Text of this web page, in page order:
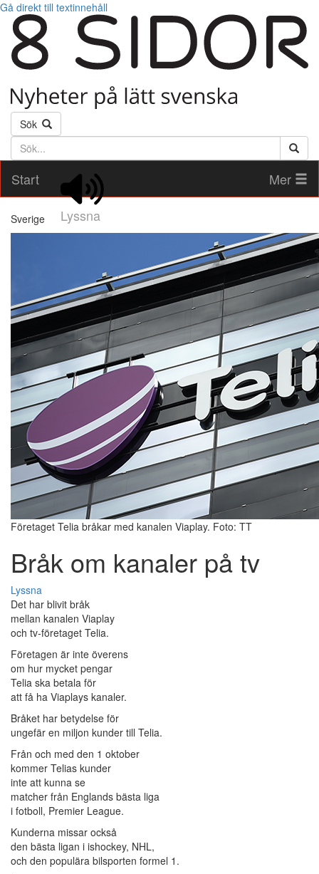
Gå direkt till textinnehåll
Sök
Söktext
Start
Lyssna
Mer
Sverige
Företaget Telia bråkar med kanalen Viaplay. Foto: TT
Bråk om kanaler på tv
Lyssna
Det har blivit bråk
mellan kanalen Viaplay
och tv-företaget Telia.
Företagen är inte överens
om hur mycket pengar
Telia ska betala för
att få ha Viaplays kanaler.
Bråket har betydelse för
ungefär en miljon kunder till Telia.
Från och med den 1 oktober
kommer Telias kunder
inte att kunna se
matcher från Englands bästa liga
i fotboll, Premier League.
Kunderna missar också
den bästa ligan i ishockey, NHL,
och den populära bilsporten formel 1.